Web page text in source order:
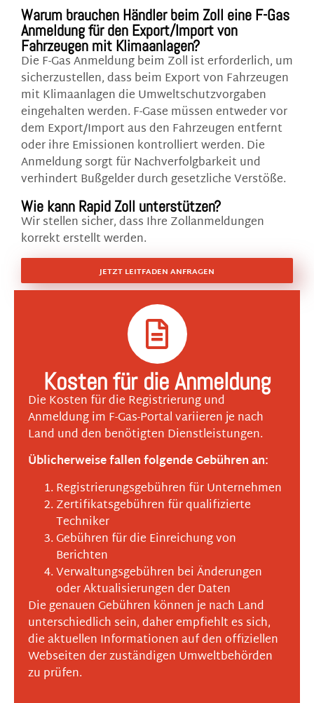
Warum brauchen Händler beim Zoll eine F-Gas
Anmeldung für den Export/Import von
Fahrzeugen mit Klimaanlagen?
Die F-Gas Anmeldung beim Zoll ist erforderlich, um
sicherzustellen, dass beim Export von Fahrzeugen
mit Klimaanlagen die Umweltschutzvorgaben
eingehalten werden. F-Gase müssen entweder vor
dem Export/Import aus den Fahrzeugen entfernt
oder ihre Emissionen kontrolliert werden. Die
Anmeldung sorgt für Nachverfolgbarkeit und
verhindert Bußgelder durch gesetzliche Verstöße.
Wie kann Rapid Zoll unterstützen?
Wir stellen sicher, dass Ihre Zollanmeldungen
korrekt erstellt werden.
JETZT LEITFADEN ANFRAGEN
Kosten für die Anmeldung
Die Kosten für die Registrierung und
Anmeldung im F-Gas-Portal variieren je nach
Land und den benötigten Dienstleistungen.
Üblicherweise fallen folgende Gebühren an:
Registrierungsgebühren für Unternehmen
Zertifikatsgebühren für qualifizierte
Techniker
Gebühren für die Einreichung von
Berichten
Verwaltungsgebühren bei Änderungen
oder Aktualisierungen der Daten
Die genauen Gebühren können je nach Land
unterschiedlich sein, daher empfiehlt es sich,
die aktuellen Informationen auf den offiziellen
Webseiten der zuständigen Umweltbehörden
zu prüfen.